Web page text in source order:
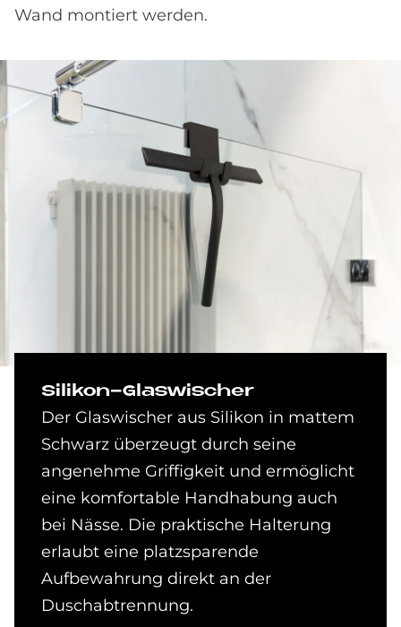
Wand montiert werden.
Si­li­kon-Glas­wi­scher
Der Glaswischer aus Silikon in mattem
Schwarz überzeugt durch seine
angenehme Griffigkeit und ermöglicht
eine komfortable Handhabung auch
bei Nässe. Die praktische Halterung
erlaubt eine platzsparende
Aufbewahrung direkt an der
Duschabtrennung.